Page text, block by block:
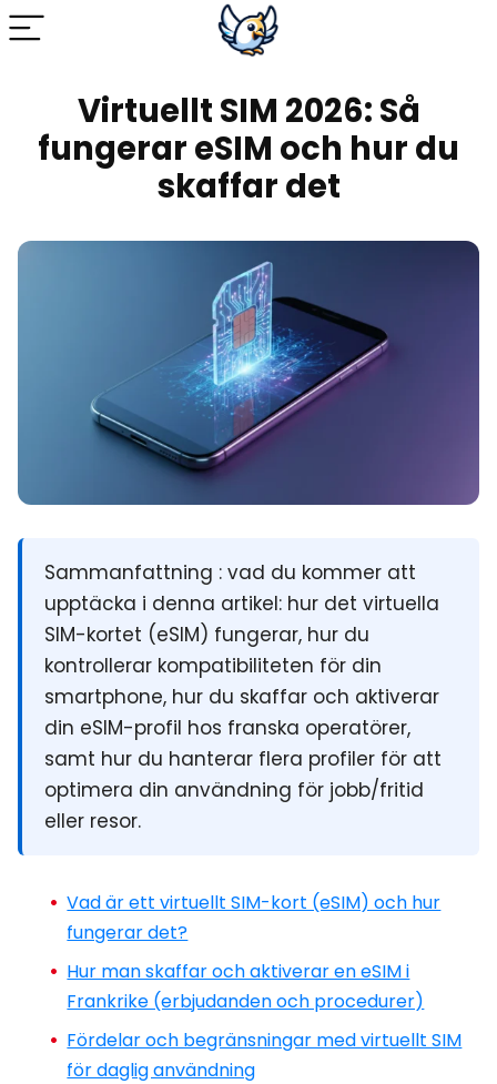
Virtuellt SIM 2026: Så
fungerar eSIM och hur du
skaffar det
Sammanfattning : vad du kommer att
upptäcka i denna artikel: hur det virtuella
SIM-kortet (eSIM) fungerar, hur du
kontrollerar kompatibiliteten för din
smartphone, hur du skaffar och aktiverar
din eSIM-profil hos franska operatörer,
samt hur du hanterar flera profiler för att
optimera din användning för jobb/fritid
eller resor.
Vad är ett virtuellt SIM-kort (eSIM) och hur
fungerar det?
Hur man skaffar och aktiverar en eSIM i
Frankrike (erbjudanden och procedurer)
Fördelar och begränsningar med virtuellt SIM
för daglig användning